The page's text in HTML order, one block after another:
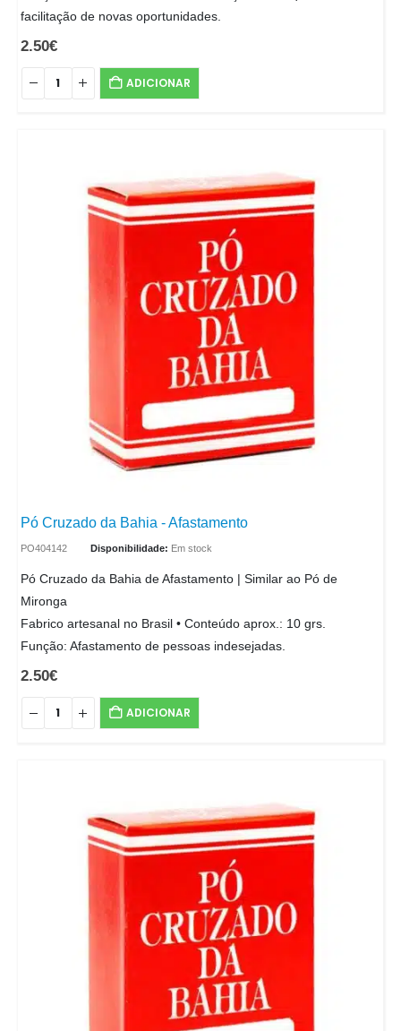
facilitação de novas oportunidades.
2.50€
ADICIONAR
Pó Cruzado da Bahia - Afastamento
PO404142 Disponibilidade: Em stock
Pó Cruzado da Bahia de Afastamento | Similar ao Pó de
Mironga
Fabrico artesanal no Brasil • Conteúdo aprox.: 10 grs.
Função: Afastamento de pessoas indesejadas.
2.50€
ADICIONAR